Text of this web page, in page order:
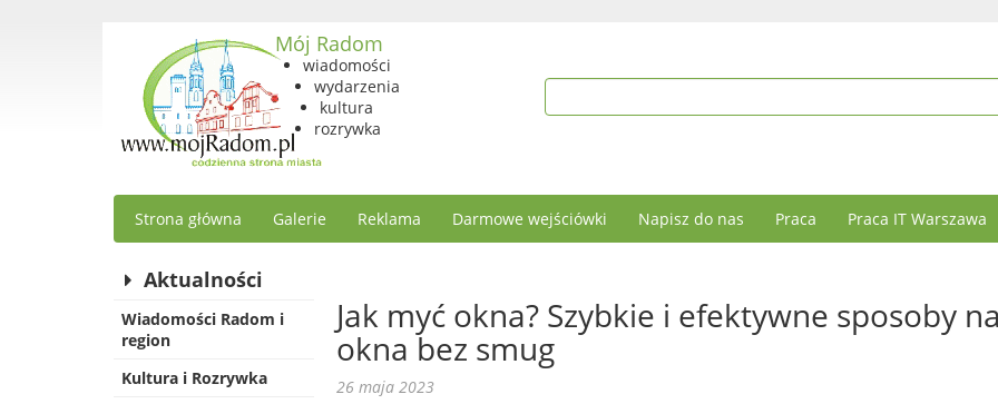
Mój Radom
wiadomości
wydarzenia
kultura
rozrywka
Strona główna Galerie Reklama Darmowe wejściówki Napisz do nas Praca Praca IT Warszawa
Aktualności
Wiadomości Radom i
region
Kultura i Rozrywka
Jak myć okna? Szybkie i efektywne sposoby na
okna bez smug
26 maja 2023